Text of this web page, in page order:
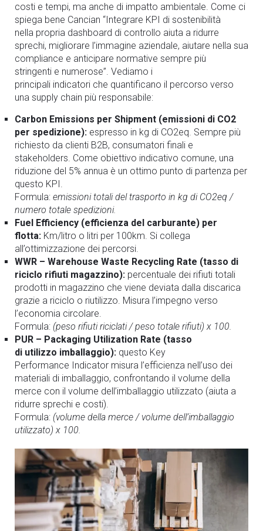
costi e tempi, ma anche di impatto ambientale. Come ci
spiega bene Cancian “Integrare KPI di sostenibilità
nella propria dashboard di controllo aiuta a ridurre
sprechi, migliorare l’immagine aziendale, aiutare nella sua
compliance e anticipare normative sempre più
stringenti e numerose”. Vediamo i
principali indicatori che quantificano il percorso verso
una supply chain più responsabile:
Carbon Emissions per Shipment (emissioni di CO2
per spedizione): espresso in kg di CO2eq. Sempre più
richiesto da clienti B2B, consumatori finali e
stakeholders. Come obiettivo indicativo comune, una
riduzione del 5% annua è un ottimo punto di partenza per
questo KPI.
Formula: emissioni totali del trasporto in kg di CO2eq /
numero totale spedizioni.
Fuel Efficiency (efficienza del carburante) per
flotta: Km/litro o litri per 100km. Si collega
all’ottimizzazione dei percorsi.
WWR – Warehouse Waste Recycling Rate (tasso di
riciclo rifiuti magazzino): percentuale dei rifiuti totali
prodotti in magazzino che viene deviata dalla discarica
grazie a riciclo o riutilizzo. Misura l’impegno verso
l’economia circolare.
Formula: (peso rifiuti riciclati / peso totale rifiuti) x 100.
PUR – Packaging Utilization Rate (tasso
di utilizzo imballaggio): questo Key
Performance Indicator misura l’efficienza nell’uso dei
materiali di imballaggio, confrontando il volume della
merce con il volume dell’imballaggio utilizzato (aiuta a
ridurre sprechi e costi).
Formula: (volume della merce / volume dell’imballaggio
utilizzato) x 100.